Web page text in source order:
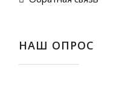
НАШ ОПРОС